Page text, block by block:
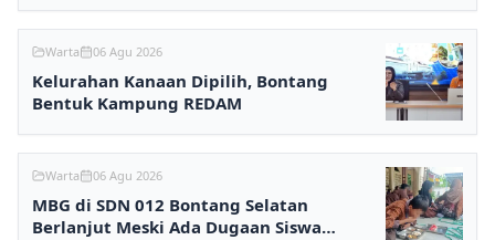
Warta 06 Agu 2026
Kelurahan Kanaan Dipilih, Bontang
Bentuk Kampung REDAM
Warta 06 Agu 2026
MBG di SDN 012 Bontang Selatan
Berlanjut Meski Ada Dugaan Siswa